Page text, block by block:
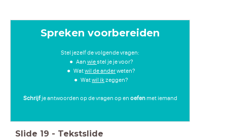
Spreken voorbereiden
Stel jezelf de volgende vragen:
Aan wiestel je je voor?
Watwil de anderweten?
Watwil ikzeggen?
Schrijfje antwoorden op de vragen op en oefenmet iemand
Slide 19 - Tekstslide